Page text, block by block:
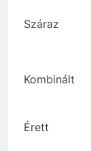
Száraz
Kombinált
Érett